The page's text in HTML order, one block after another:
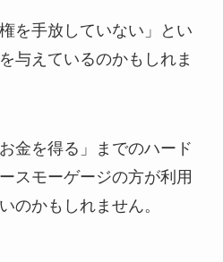
を手放していない」とい
与えているのかもしれま
金を得る」までのハード
スモーゲージの方が利用
のかもしれません。